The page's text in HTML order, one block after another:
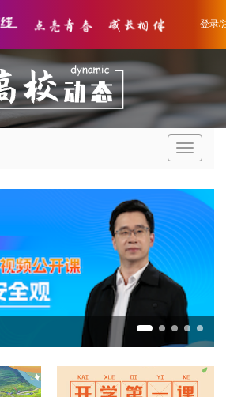
登录/
导
航